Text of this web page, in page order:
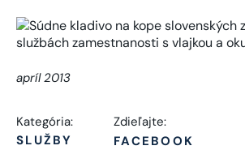
apríl 2013
Kategória:
SLUŽBY
Zdieľajte:
FACEBOOK